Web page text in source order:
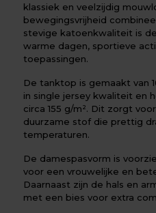
klassiek en veelzijdig
bewegingsvrijheid
stevige katoenkwaliteit is
warme dagen, sportieve
toepassingen.
De tanktop is gemaakt van
in single jersey kwaliteit en
circa 155 g/m². Dit zorgt
duurzame stof die prettig
temperaturen.
De damespasvorm is
voor een vrouwelijke en
Daarnaast zijn de hals en
met een bies voor extra